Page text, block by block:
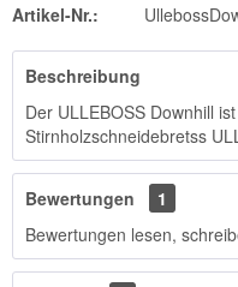
Artikel-Nr.:
Beschreibung
Der ULLEBOSS Downhill
Stirnholzschneidebretss
Bewertungen
1
Bewertungen lesen,